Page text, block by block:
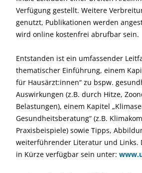
Verfügung gestellt. Weitere
genutzt, Publikationen werden
wird online kostenfrei abrufbar sein.
Entstanden ist ein umfassender
thematischer Einführung, einem
für Hausärzt:innen“ zu bspw.
Auswirkungen (z.B. durch Hitze,
Belastungen), einem Kapitel
Gesundheitsberatung“ (z.B.
Praxisbeispiele) sowie Tipps,
weiterführender Literatur und Links.
in Kürze verfügbar sein unter: